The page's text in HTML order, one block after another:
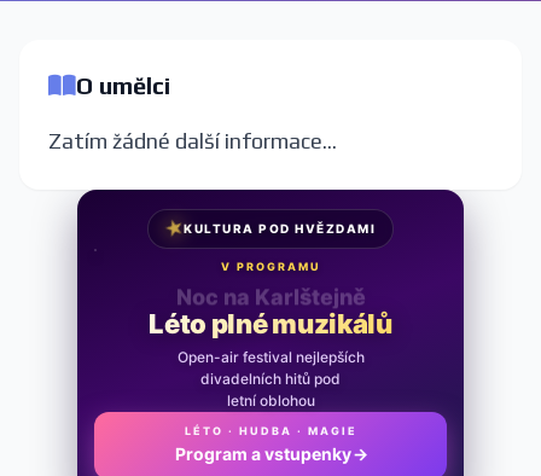
O umělci
Zatím žádné další informace...
★KULTURA POD HVĚZDAMI
V PROGRAMU
Noc na Karlštejně
Léto plné muzikálů
Open-air festival nejlepších
divadelních hitů pod
letní oblohou
LÉTO · HUDBA · MAGIE
Program a vstupenky→